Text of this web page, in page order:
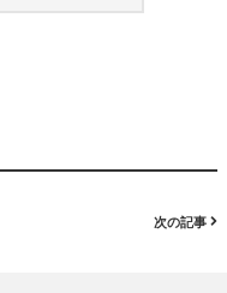
次の記事